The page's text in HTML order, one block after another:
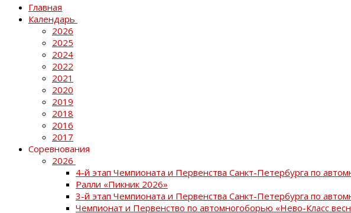
Главная
Календарь
2026
2025
2024
2022
2021
2020
2019
2018
2016
2017
Соревнования
2026
4-й этап Чемпионата и Первенства Санкт-Петербурга по
Ралли «Пикник 2026»
3-й этап Чемпионата и Первенства Санкт-Петербурга по
Чемпионат и Первенство по автомногоборью «Нево-Класс